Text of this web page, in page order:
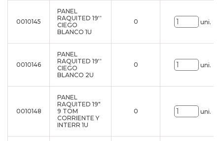
0010145
PANEL
RAQUITED 19''
CIEGO
BLANCO 1U
0 uni.
0010146
PANEL
RAQUITED 19''
CIEGO
BLANCO 2U
0 uni.
0010148
PANEL
RAQUITED 19"
9 TOM
CORRIENTE Y
INTERR 1U
0 uni.